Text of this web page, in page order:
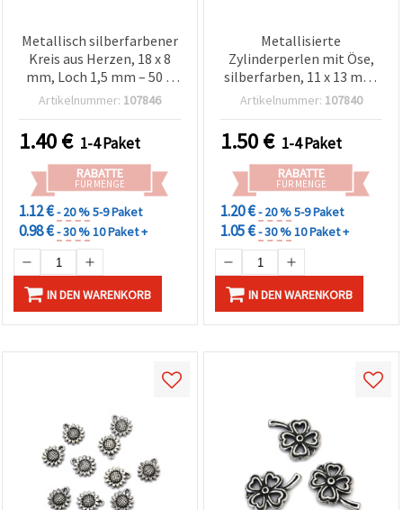
Metallisch silberfarbener
Kreis aus Herzen, 18 x 8
mm, Loch 1,5 mm – 50 g
(ca. 30 Stk.)
Artikelnummer: 107846
1.40€ 1-4 Paket
RABATTE
FÜR MENGE
1.12 €- 20 %5-9 Paket
0.98 €- 30 %10 Paket +
IN DEN WARENKORB
Metallisierte
Zylinderperlen mit Öse,
silberfarben, 11 x 13 mm,
Loch 4 mm, 50 g (ca. 90
Artikelnummer: 107840
1.50€ 1-4 Paket
RABATTE
FÜR MENGE
1.20 €- 20 %5-9 Paket
1.05 €- 30 %10 Paket +
IN DEN WARENKORB